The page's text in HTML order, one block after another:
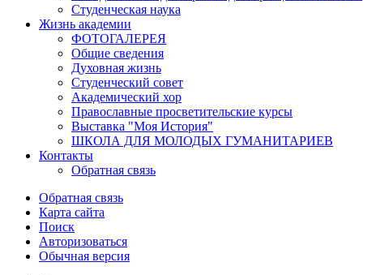
Студенческая наука
Жизнь академии
ФОТОГАЛЕРЕЯ
Общие сведения
Духовная жизнь
Студенческий совет
Академический хор
Православные просветительские курсы
Выставка "Моя История"
ШКОЛА ДЛЯ МОЛОДЫХ ГУМАНИТАРИЕВ
Контакты
Обратная связь
Обратная связь
Карта сайта
Поиск
Авторизоваться
Обычная версия